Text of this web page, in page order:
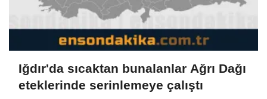
Iğdır'da sıcaktan bunalanlar Ağrı Dağı
eteklerinde serinlemeye çalıştı